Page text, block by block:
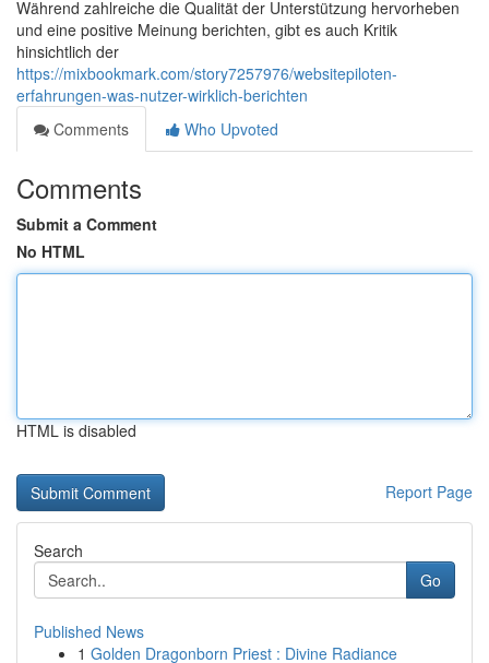
Während zahlreiche die Qualität der Unterstützung hervorheben
und eine positive Meinung berichten, gibt es auch Kritik
hinsichtlich der
https://mixbookmark.com/story7257976/websitepiloten-
erfahrungen-was-nutzer-wirklich-berichten
Comments
Who Upvoted
Comments
Submit a Comment
No HTML
HTML is disabled
Report Page
Search
Go
Published News
1 Golden Dragonborn Priest : Divine Radiance